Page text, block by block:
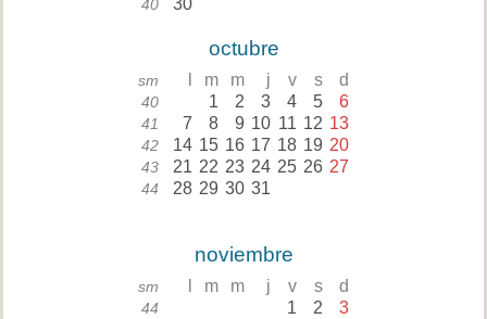
40 30
octubre
sm m m j v s d
40 1 2 3 4 5 6
41 7 8 9 10 11 12 13
42 14 15 16 17 18 19 20
43 21 22 23 24 25 26 27
44 28 29 30 31
noviembre
sm m m j v s d
44 1 2 3